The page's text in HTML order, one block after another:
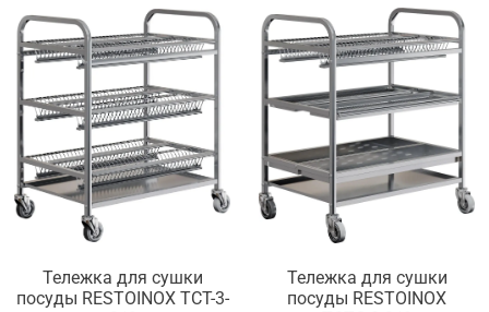
Тележка для сушки
посуды RESTOINOX ТСТ-3-
Тележка для сушки
посуды RESTOINOX